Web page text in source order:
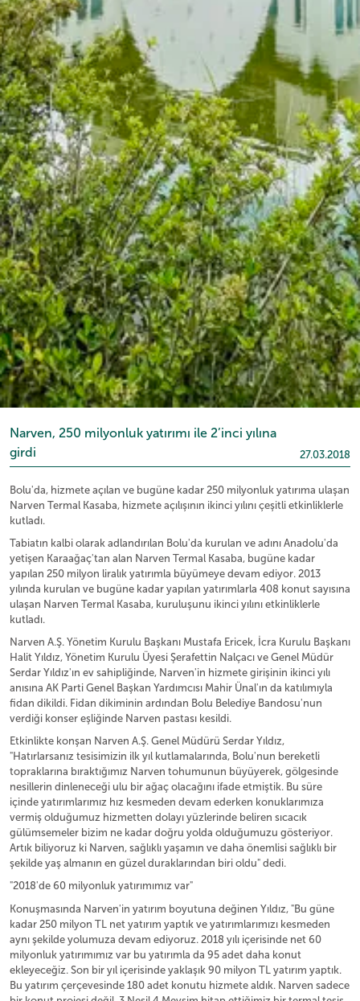
Narven, 250 milyonluk yatırımı ile 2’inci yılına
girdi
27.03.2018
Bolu'da, hizmete açılan ve bugüne kadar 250 milyonluk yatırıma ulaşan
Narven Termal Kasaba, hizmete açılışının ikinci yılını çeşitli etkinliklerle
kutladı.
Tabiatın kalbi olarak adlandırılan Bolu'da kurulan ve adını Anadolu'da
yetişen Karaağaç'tan alan Narven Termal Kasaba, bugüne kadar
yapılan 250 milyon liralık yatırımla büyümeye devam ediyor. 2013
yılında kurulan ve bugüne kadar yapılan yatırımlarla 408 konut sayısına
ulaşan Narven Termal Kasaba, kuruluşunu ikinci yılını etkinliklerle
kutladı.
Narven A.Ş. Yönetim Kurulu Başkanı Mustafa Ericek, İcra Kurulu Başkanı
Halit Yıldız, Yönetim Kurulu Üyesi Şerafettin Nalçacı ve Genel Müdür
Serdar Yıldız'ın ev sahipliğinde, Narven'in hizmete girişinin ikinci yılı
anısına AK Parti Genel Başkan Yardımcısı Mahir Ünal'ın da katılımıyla
fidan dikildi. Fidan dikiminin ardından Bolu Belediye Bandosu'nun
verdiği konser eşliğinde Narven pastası kesildi.
Etkinlikte konşan Narven A.Ş. Genel Müdürü Serdar Yıldız,
"Hatırlarsanız tesisimizin ilk yıl kutlamalarında, Bolu'nun bereketli
topraklarına bıraktığımız Narven tohumunun büyüyerek, gölgesinde
nesillerin dinleneceği ulu bir ağaç olacağını ifade etmiştik. Bu süre
içinde yatırımlarımız hız kesmeden devam ederken konuklarımıza
vermiş olduğumuz hizmetten dolayı yüzlerinde beliren sıcacık
gülümsemeler bizim ne kadar doğru yolda olduğumuzu gösteriyor.
Artık biliyoruz ki Narven, sağlıklı yaşamın ve daha önemlisi sağlıklı bir
şekilde yaş almanın en güzel duraklarından biri oldu" dedi.
"2018'de 60 milyonluk yatırımımız var"
Konuşmasında Narven'in yatırım boyutuna değinen Yıldız, "Bu güne
kadar 250 milyon TL net yatırım yaptık ve yatırımlarımızı kesmeden
aynı şekilde yolumuza devam ediyoruz. 2018 yılı içerisinde net 60
milyonluk yatırımımız var bu yatırımla da 95 adet daha konut
ekleyeceğiz. Son bir yıl içerisinde yaklaşık 90 milyon TL yatırım yaptık.
Bu yatırım çerçevesinde 180 adet konutu hizmete aldık. Narven sadece